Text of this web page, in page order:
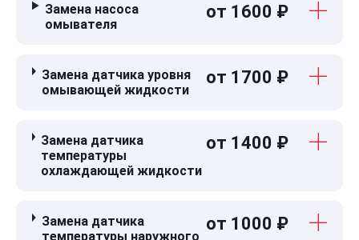
Замена насоса
омывателя
от 1600 ₽
Замена датчика уровня
омывающей жидкости
от 1700 ₽
Замена датчика
температуры
охлаждающей жидкости
от 1400 ₽
Замена датчика
температуры наружного
от 1000 ₽